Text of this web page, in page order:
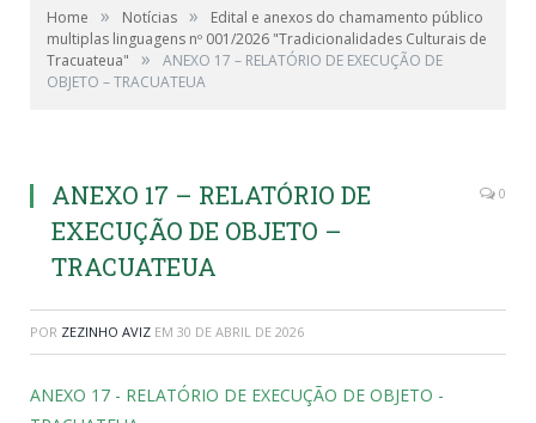
Home » Notícias »
Edital e anexos do chamamento público
multiplas linguagens nº 001/2026 "Tradicionalidades Culturais de
Tracuateua"
»
ANEXO 17 – RELATÓRIO DE EXECUÇÃO DE
OBJETO – TRACUATEUA
ANEXO 17 – RELATÓRIO DE
EXECUÇÃO DE OBJETO –
TRACUATEUA
0
POR ZEZINHO AVIZ EM 30 DE ABRIL DE 2026
ANEXO 17 - RELATÓRIO DE EXECUÇÃO DE OBJETO -